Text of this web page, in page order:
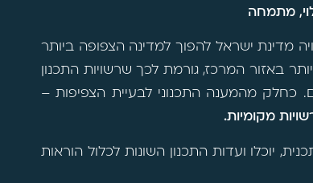
מתמחה
של הלשכה המרכזית לסטטיסטיקה, בשנת 2050 צפויה מדינת ישראל להפוך למדינה הצפופה ביותר
באזור המרכז, גורמת לכך שרשויות התכנון
כחלק מהמענה התכנוני לבעיית הצפיפות –
מקומיות.
יוכלו ועדות התכנון השונות לכלול הוראות